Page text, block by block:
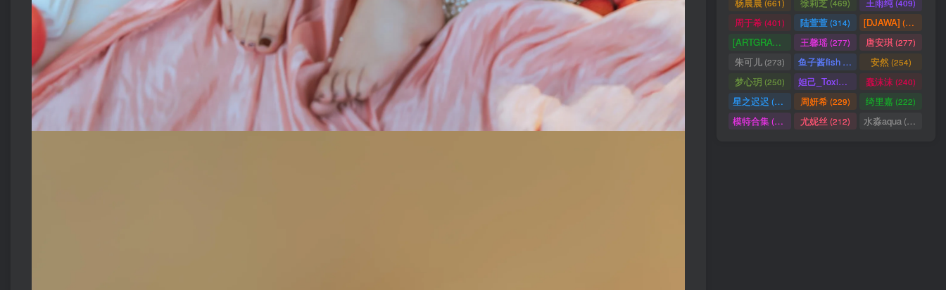
杨晨晨 (661) 徐莉芝 (469) 王雨纯(409)
周于希(401) 陆萱萱(314) [DJAWA] (290)
[ARTGRAVIA] (290)
王馨瑶(277) 唐安琪(277)
朱可儿 (273) 鱼子酱fish 安然(254)
梦心玥 (250) 妲己_Toxic(247)蠢沫沫(240)
星之迟迟 (238) 周妍希(229) 绮里嘉(222)
模特合集(218) 尤妮丝 (212) 水淼aqua (172)